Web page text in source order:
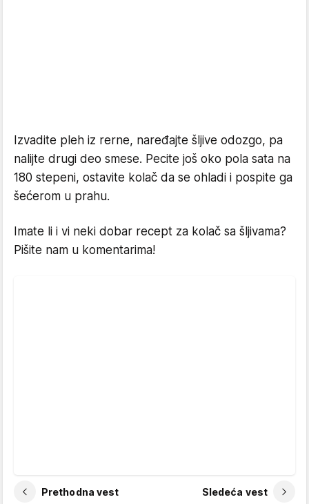
Izvadite pleh iz rerne, naređajte šljive odozgo, pa
nalijte drugi deo smese. Pecite još oko pola sata na
180 stepeni, ostavite kolač da se ohladi i pospite ga
šećerom u prahu.
Imate li i vi neki dobar recept za kolač sa šljivama?
Pišite nam u komentarima!
Prethodna vest Sledeća vest